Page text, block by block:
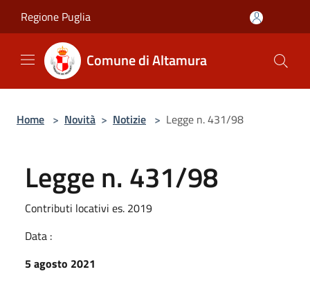
Regione Puglia
Comune di Altamura
Home > Novità > Notizie > Legge n. 431/98
Legge n. 431/98
Contributi locativi es. 2019
Data :
5 agosto 2021